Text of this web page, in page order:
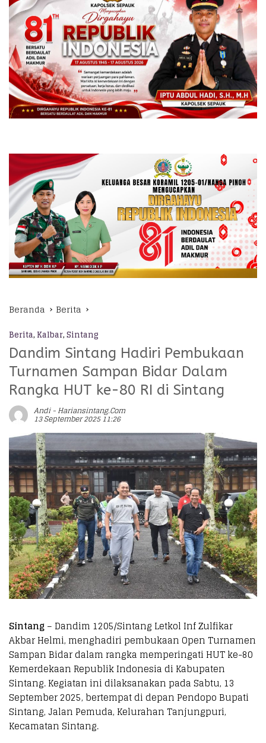
Beranda Berita
Berita, Kalbar,Sintang
Dandim Sintang Hadiri Pembukaan
Turnamen Sampan Bidar Dalam
Rangka HUT ke-80 RI di Sintang
Andi - Hariansintang.com
13 September 2025 11:26
Sintang– Dandim 1205/Sintang Letkol Inf Zulfikar
Akbar Helmi, menghadiri pembukaan Open Turnamen
Sampan Bidar dalam rangka memperingati HUT ke-80
Kemerdekaan Republik Indonesia di Kabupaten
Sintang. Kegiatan ini dilaksanakan pada Sabtu, 13
September 2025, bertempat di depan Pendopo Bupati
Sintang, Jalan Pemuda, Kelurahan Tanjungpuri,
Kecamatan Sintang.